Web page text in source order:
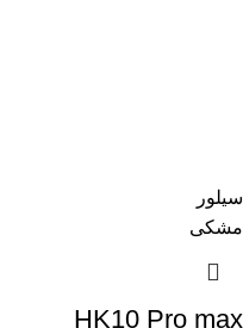
سیلور
مشکی
HK10 Pro max